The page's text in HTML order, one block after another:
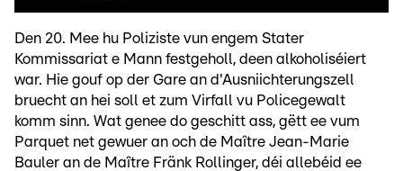
Den 20. Mee hu Poliziste vun engem Stater
Kommissariat e Mann festgeholl, deen alkoholiséiert
war. Hie gouf op der Gare an d'Ausniichterungszell
bruecht an hei soll et zum Virfall vu Policegewalt
komm sinn. Wat genee do geschitt ass, gëtt ee vum
Parquet net gewuer an och de Maître Jean-Marie
Bauler an de Maître Fränk Rollinger, déi allebéid ee